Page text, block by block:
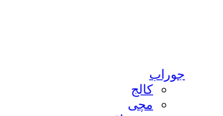
جوراب
کالج
مچی